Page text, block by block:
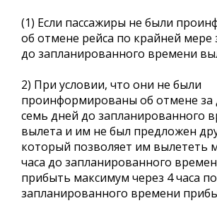
(1) Если пассажиры не были
об отмене рейса по крайней мере
до запланированного времени
2) При условии, что они не были
проинформированы об отмене за
семь дней до запланированного
вылета и им не был предложен
который позволяет им вылететь
часа до запланированного
прибыть максимум через 4 часа
запланированного времени